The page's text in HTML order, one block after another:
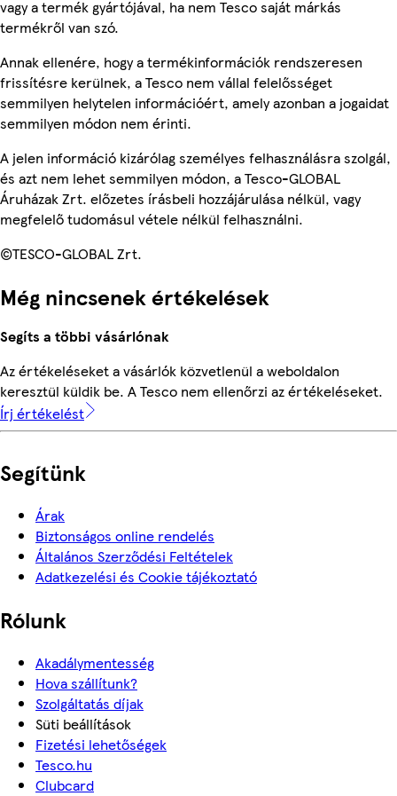
vagy a termék gyártójával, ha nem Tesco saját márkás
termékről van szó.
Annak ellenére, hogy a termékinformációk rendszeresen
frissítésre kerülnek, a Tesco nem vállal felelősséget
semmilyen helytelen információért, amely azonban a jogaidat
semmilyen módon nem érinti.
A jelen információ kizárólag személyes felhasználásra szolgál,
és azt nem lehet semmilyen módon, a Tesco-GLOBAL
Áruházak Zrt. előzetes írásbeli hozzájárulása nélkül, vagy
megfelelő tudomásul vétele nélkül felhasználni.
©TESCO-GLOBAL Zrt.
Még nincsenek értékelések
Segíts a többi vásárlónak
Az értékeléseket a vásárlók közvetlenül a weboldalon
keresztül küldik be. A Tesco nem ellenőrzi az értékeléseket.
Írj értékelést
Segítünk
Árak
Biztonságos online rendelés
Általános Szerződési Feltételek
Adatkezelési és Cookie tájékoztató
Rólunk
Akadálymentesség
Hova szállítunk?
Szolgáltatás díjak
Süti beállítások
Fizetési lehetőségek
Tesco.hu
Clubcard